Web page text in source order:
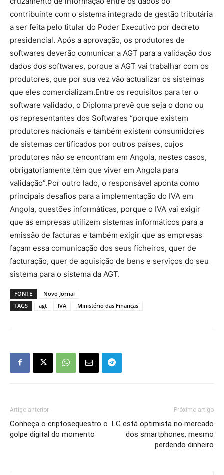
contribuinte com o sistema integrado de gestão tributária
a ser feita pelo titular do Poder Executivo por decreto
presidencial. Após a aprovação, os produtores de
softwares deverão comunicar a AGT para a validação dos
dados dos softwares, porque a AGT vai trabalhar com os
produtores, que por sua vez vão actualizar os sistemas
que eles comercializam.Entre os requisitos para ter o
software validado, o Diploma prevê que seja o dono ou
os representantes dos Softwares “porque existem
produtores nacionais e também existem consumidores
de sistemas certificados por outros países, cujos
produtores não se encontram em Angola, nestes casos,
obrigatoriamente têm que viver em Angola para
validação”.Por outro lado, o responsável aponta como
principais desafios para a implementação do IVA em
Angola, questões informáticas, porque o IVA vai exigir
que as empresas utilizem sistemas informáticos para a
emissão de facturas e também exigir que as empresas
façam essa comunicação dos seus ficheiros, quer de
facturação, quer de aquisição de bens e serviços do seu
sistema para o sistema da AGT.
FONTE
Novo Jornal
TAGS
agt IVA Ministério das Finanças
Artigo anterior
Conheça o criptosequestro o
golpe digital do momento
Próximo artigo
LG está optimista no mercado
dos smartphones, mesmo
perdendo dinheiro